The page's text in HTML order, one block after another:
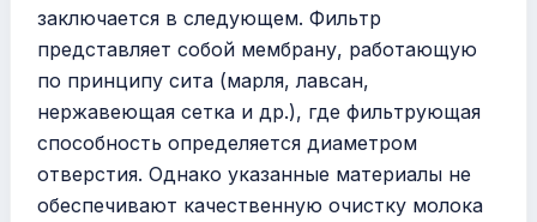
заключается в следующем. Фильтр
представляет собой мембрану, работающую
по принципу сита (марля, лавсан,
нержавеющая сетка и др.), где фильтрующая
способность определяется диаметром
отверстия. Однако указанные материалы не
обеспечивают качественную очистку молока